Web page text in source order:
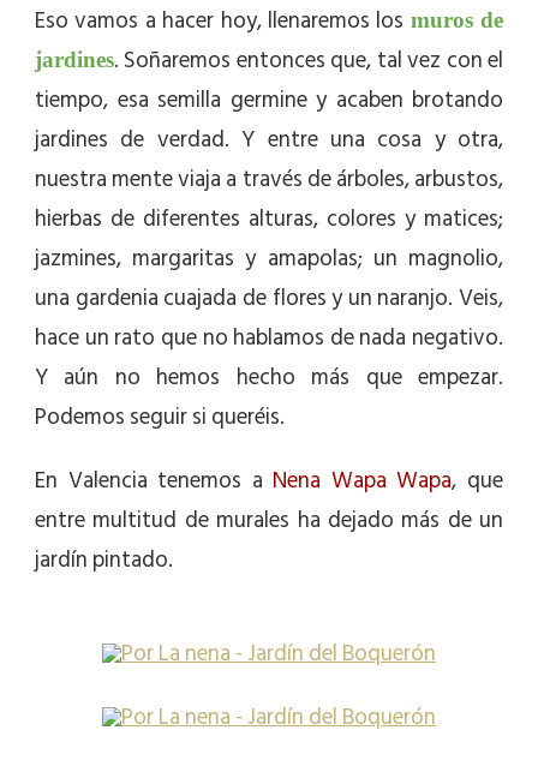
Eso vamos a hacer hoy, llenaremos los muros de
jardines. Soñaremos entonces que, tal vez con el
tiempo, esa semilla germine y acaben brotando
jardines de verdad. Y entre una cosa y otra,
nuestra mente viaja a través de árboles, arbustos,
hierbas de diferentes alturas, colores y matices;
jazmines, margaritas y amapolas; un magnolio,
una gardenia cuajada de flores y un naranjo. Veis,
hace un rato que no hablamos de nada negativo.
Y aún no hemos hecho más que empezar.
Podemos seguir si queréis.
En Valencia tenemos a Nena Wapa Wapa, que
entre multitud de murales ha dejado más de un
jardín pintado.